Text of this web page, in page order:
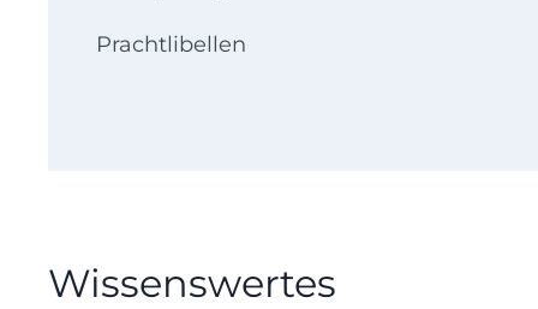
Prachtlibellen
Wissenswertes